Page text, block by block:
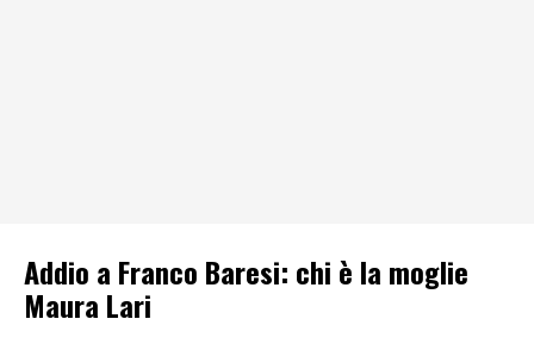
Addio a Franco Baresi: chi è la moglie
Maura Lari